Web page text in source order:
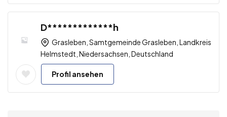
D*************h
Grasleben, Samtgemeinde Grasleben, Landkreis
Helmstedt, Niedersachsen, Deutschland
Profil ansehen